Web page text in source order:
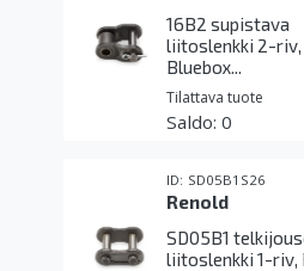
16B2 supistava
liitoslenkki 2-riv,
Bluebox...
Tilattava tuote
0
SD05B1S26
Renold
SD05B1
liitoslenkki 1-riv,